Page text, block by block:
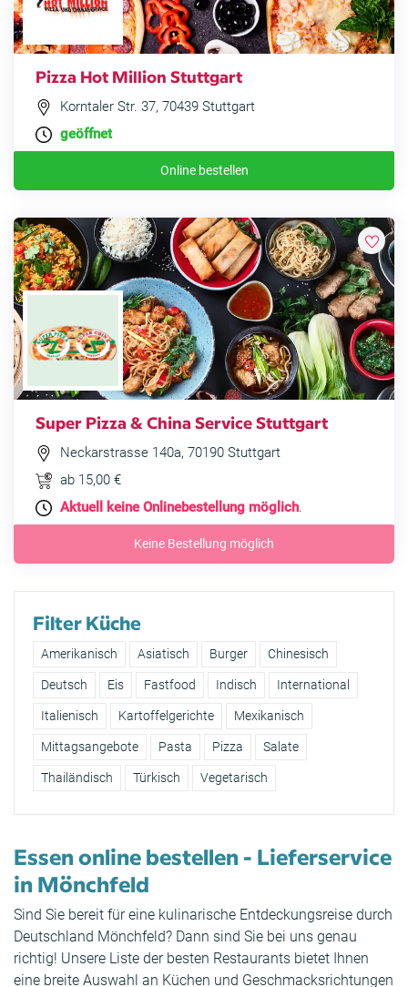
Pizza Hot Million Stuttgart
Korntaler Str. 37, 70439 Stuttgart
geöffnet
Online bestellen
Super Pizza & China Service Stuttgart
Neckarstrasse 140a, 70190 Stuttgart
ab 15,00 €
Aktuell keine Onlinebestellung möglich.
Keine Bestellung möglich
Filter Küche
Amerikanisch Asiatisch Burger Chinesisch
Deutsch Eis Fastfood Indisch International
Italienisch Kartoffelgerichte Mexikanisch
Mittagsangebote Pasta Pizza Salate
Thailändisch Türkisch Vegetarisch
Essen online bestellen - Lieferservice
in Mönchfeld
Sind Sie bereit für eine kulinarische Entdeckungsreise durch
Deutschland Mönchfeld? Dann sind Sie bei uns genau
richtig! Unsere Liste der besten Restaurants bietet Ihnen
eine breite Auswahl an Küchen und Geschmacksrichtungen